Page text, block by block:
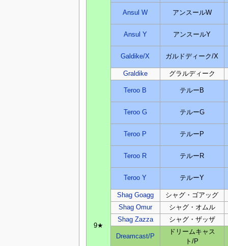
9★
Ansul W アンスールW
Ansul Y アンスールY
Galdike/X ガルドディーク/X
Graldike グラルディーク
Teroo B テルーB
Teroo G テルーG
Teroo P テルーP
Teroo R テルーR
Teroo Y テルーY
Shag Goagg
シャグ・ゴアッグ
Shag Omur
シャグ・オムル
Shag Zazza
シャグ・ザッザ
Dreamcast/P
ドリームキャス
ト/P